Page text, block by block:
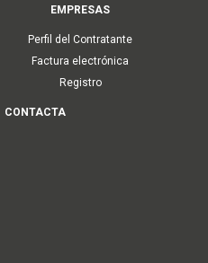
EMPRESAS
Perfil del Contratante
Factura electrónica
Registro
CONTACTA